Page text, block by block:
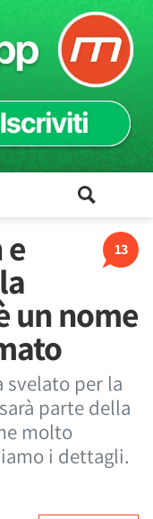
13
un nome
svelato per la
parte della
molto
i dettagli.